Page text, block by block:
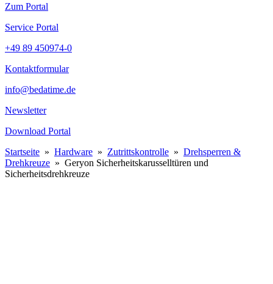
Zum Portal
Service Portal
+49 89 450974-0
Kontaktformular
info@bedatime.de
Newsletter
Download Portal
Startseite » Hardware » Zutrittskontrolle » Drehsperren &
Drehkreuze » Geryon Sicherheitskarusselltüren und
Sicherheitsdrehkreuze